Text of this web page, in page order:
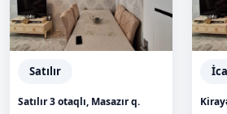
Satılır
Satılır 3 otaqlı, Masazır q.